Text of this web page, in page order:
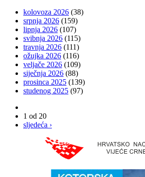
kolovoza 2026 (38)
srpnja 2026 (159)
lipnja 2026 (107)
svibnja 2026 (115)
travnja 2026 (111)
ožujka 2026 (116)
veljače 2026 (109)
siječnja 2026 (88)
prosinca 2025 (139)
studenog 2025 (97)
1 od 20
sljedeća ›